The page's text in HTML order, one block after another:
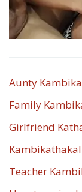
Aunty
Family
Girlfriend
Kambikathakal
Teacher